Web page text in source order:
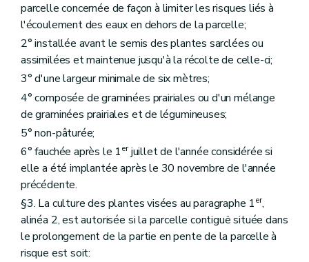
parcelle concernée de façon à limiter les risques liés à
l'écoulement des eaux en dehors de la parcelle;
2° installée avant le semis des plantes sarclées ou
assimilées et maintenue jusqu'à la récolte de celle-ci;
3° d'une largeur minimale de six mètres;
4° composée de graminées prairiales ou d'un mélange
de graminées prairiales et de légumineuses;
5° non-pâturée;
6° fauchée après le 1erjuillet de l'année considérée si
elle a été implantée après le 30 novembre de l'année
précédente.
§3. La culture des plantes visées au paragraphe 1er,
alinéa 2, est autorisée si la parcelle contiguë située dans
le prolongement de la partie en pente de la parcelle à
risque est soit: